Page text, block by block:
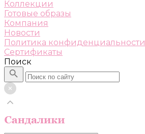
Коллекции
Готовые образы
Компания
Новости
Политика конфиденциальности
Сертификаты
Поиск